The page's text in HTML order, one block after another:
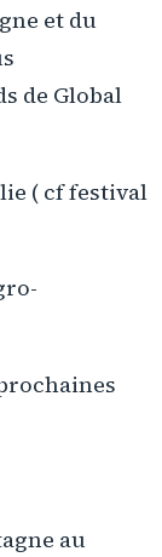
et du
de Global
( cf festival
au